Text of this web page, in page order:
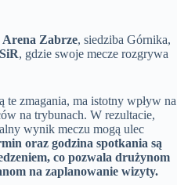
Arena Zabrze, siedziba Górnika,
, gdzie swoje mecze rozgrywa
zmagania, ma istotny wpływ na
na trybunach. W rezultacie,
wynik meczu mogą ulec
oraz godzina spotkania są
co pozwala drużynom
na zaplanowanie wizyty.